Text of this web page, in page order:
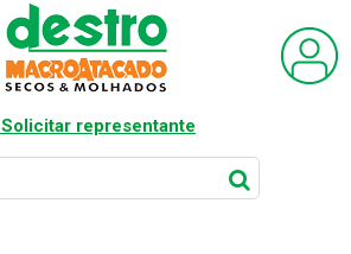
Solicitar representante